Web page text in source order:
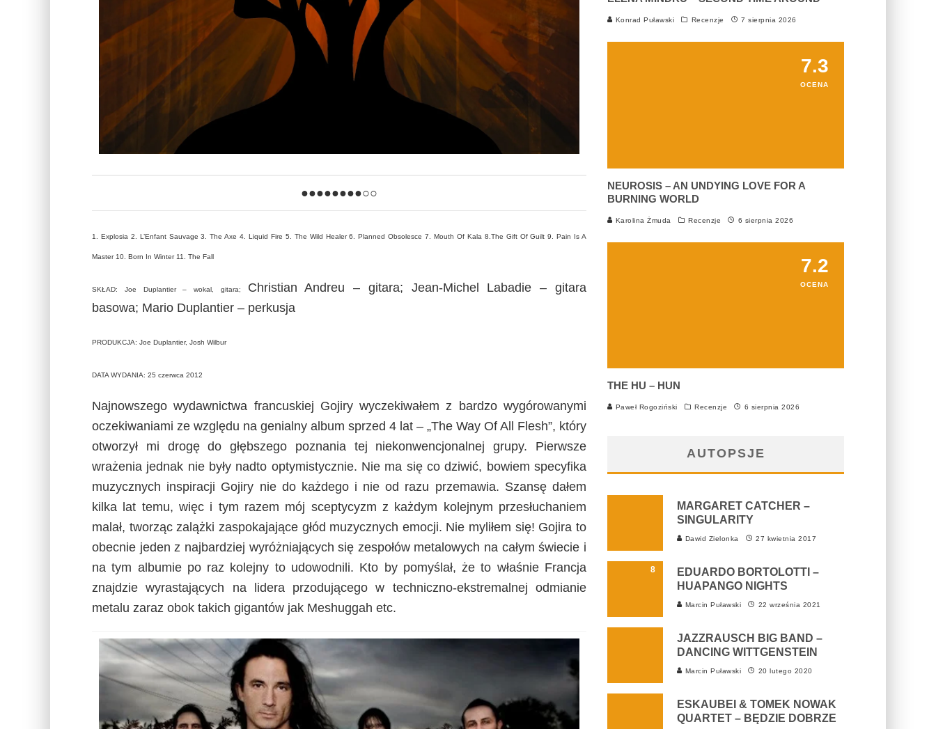
●●●●●●●●○○
1. Explosia 2. L’Enfant Sauvage 3. The Axe 4. Liquid Fire 5. The Wild Healer 6. Planned Obsolesce 7. Mouth Of Kala 8.The Gift Of Guilt 9. Pain Is A
Master 10. Born In Winter 11. The Fall
SKŁAD: Joe Duplantier – wokal, gitara;
Christian Andreu – gitara; Jean-Michel Labadie – gitara
basowa; Mario Duplantier – perkusja
PRODUKCJA: Joe Duplantier, Josh Wilbur
DATA WYDANIA: 25 czerwca 2012
Najnowszego wydawnictwa francuskiej Gojiry wyczekiwałem z bardzo wygórowanymi
oczekiwaniami ze względu na genialny album sprzed 4 lat – „The Way Of All Flesh”, który
otworzył mi drogę do głębszego poznania tej niekonwencjonalnej grupy. Pierwsze
wrażenia jednak nie były nadto optymistycznie. Nie ma się co dziwić, bowiem specyfika
muzycznych inspiracji Gojiry nie do każdego i nie od razu przemawia. Szansę dałem
kilka lat temu, więc i tym razem mój sceptycyzm z każdym kolejnym przesłuchaniem
malał, tworząc zalążki zaspokajające głód muzycznych emocji. Nie myliłem się! Gojira to
obecnie jeden z najbardziej wyróżniających się zespołów metalowych na całym świecie i
na tym albumie po raz kolejny to udowodnili. Kto by pomyślał, że to właśnie Francja
znajdzie wyrastających na lidera przodującego w techniczno-ekstremalnej odmianie
metalu zaraz obok takich gigantów jak Meshuggah etc.
Konrad Puławski Recenzje 7 sierpnia 2026
7.3
OCENA
NEUROSIS – AN UNDYING LOVE FOR A
BURNING WORLD
Karolina Żmuda Recenzje 6 sierpnia 2026
7.2
OCENA
THE HU – HUN
Paweł Rogoziński Recenzje 6 sierpnia 2026
AUTOPSJE
MARGARET CATCHER –
SINGULARITY
Dawid Zielonka 27 kwietnia 2017
8
EDUARDO BORTOLOTTI –
HUAPANGO NIGHTS
Marcin Puławski 22 września 2021
JAZZRAUSCH BIG BAND –
DANCING WITTGENSTEIN
Marcin Puławski 20 lutego 2020
ESKAUBEI & TOMEK NOWAK
QUARTET – BĘDZIE DOBRZE